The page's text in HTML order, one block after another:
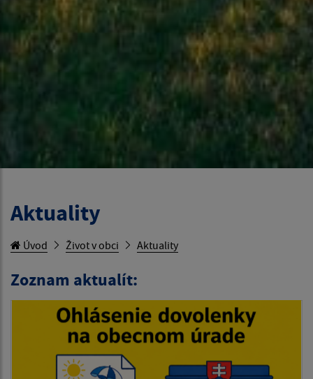
Aktuality
Úvod Život v obci Aktuality
Zoznam aktualít: